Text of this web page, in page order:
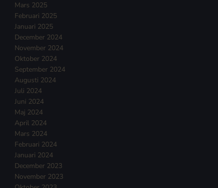
Mars 2025
Februari 2025
Januari 2025
December 2024
November 2024
Oktober 2024
September 2024
Augusti 2024
Juli 2024
Juni 2024
Maj 2024
April 2024
Mars 2024
Februari 2024
Januari 2024
December 2023
November 2023